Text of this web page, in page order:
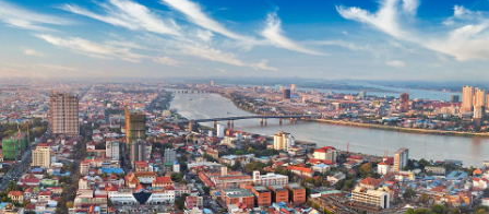
Integra y gestiona a autónomos globalmente.
PEO
Externaliza tareas laborales complejas.
INFRAESTRUCTURA
Conexión Remote
Integra los RR. HH. en tus flujos de trabajo sin
ETAPAS DE CRECIMIENTO
Startups
Soluciones ágiles de RR. HH. globales y nóminas para
empresas en crecimiento.
Mediana empresa
Amplía tu equipo con soluciones de RR. HH.
Descubre opciones de divisas y tiempos de pago para
autónomos globales.
APRENDIZAJE CON REMOTE
Guías y recursos
Casos prácticos
Français
Deutsch
Español
Italiano